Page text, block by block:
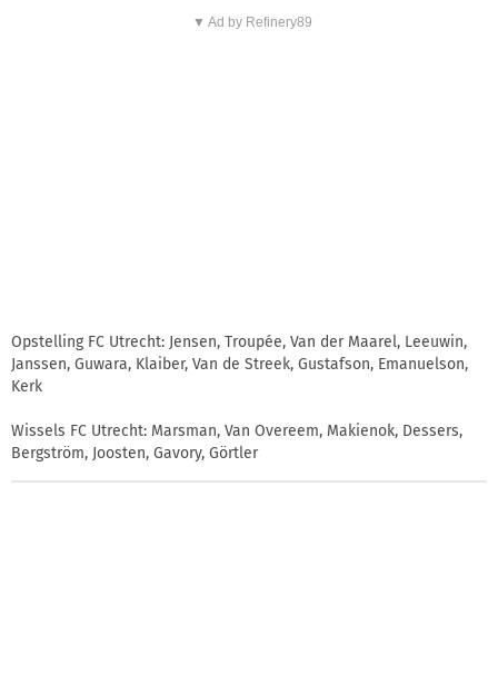
▼ Ad by Refinery89
Opstelling FC Utrecht: Jensen, Troupée, Van der Maarel, Leeuwin,
Janssen, Guwara, Klaiber, Van de Streek, Gustafson, Emanuelson,
Kerk
Wissels FC Utrecht: Marsman, Van Overeem, Makienok, Dessers,
Bergström, Joosten, Gavory, Görtler